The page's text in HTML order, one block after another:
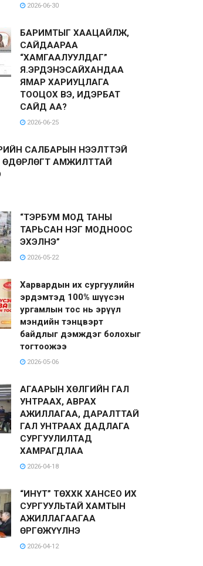
2026-06-30
БАРИМТЫГ ХААЦАЙЛЖ,
САЙДААРАА
“ХАМГААЛУУЛДАГ”
Я.ЭРДЭНЭСАЙХАНДАА
ЯМАР ХАРИУЦЛАГА
ТООЦОХ ВЭ, ИДЭРБАТ
САЙД АА?
2026-06-25
САЛБАРЫН НЭЭЛТТЭЙ
АМЖИЛТТАЙ
“ТЭРБУМ МОД ТАНЫ
ТАРЬСАН НЭГ МОДНООС
ЭХЭЛНЭ”
2026-05-22
Харвардын их сургуулийн
эрдэмтэд 100% шүүсэн
ургамлын тос нь эрүүл
мэндийн тэнцвэрт
байдлыг дэмждэг болохыг
тогтоожээ
2026-05-06
АГААРЫН ХӨЛГИЙН ГАЛ
УНТРААХ, АВРАХ
АЖИЛЛАГАА, ДАРАЛТТАЙ
ГАЛ УНТРААХ ДАДЛАГА
СУРГУУЛИЛТАД
ХАМРАГДЛАА
2026-04-18
“ИНҮТ” ТӨХХК ХАНСЕО ИХ
СУРГУУЛЬТАЙ ХАМТЫН
АЖИЛЛАГААГАА
ӨРГӨЖҮҮЛНЭ
2026-04-12